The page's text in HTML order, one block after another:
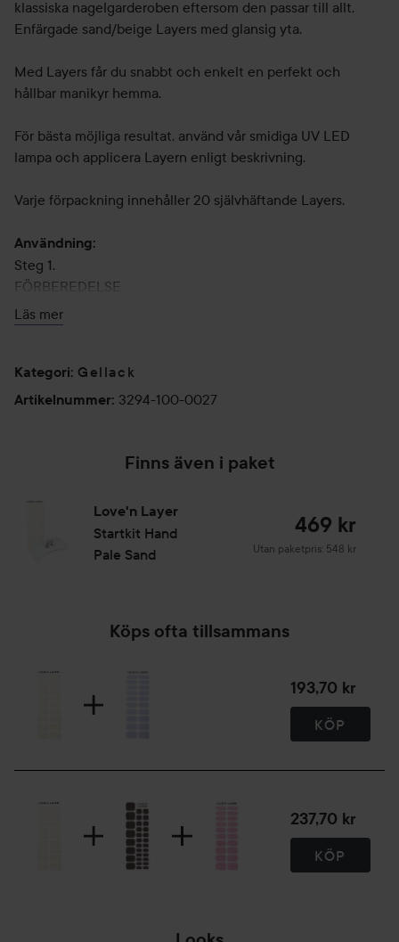
klassiska nagelgarderoben eftersom den passar till allt.
Enfärgade sand/beige Layers med glansig yta.
Med Layers får du snabbt och enkelt en perfekt och
hållbar manikyr hemma.
För bästa möjliga resultat, använd vår smidiga UV LED
lampa och applicera Layern enligt beskrivning.
Varje förpackning innehåller 20 självhäftande Layers.
Användning:
Steg 1.
FÖRBEREDELSE
Börja alltid med att tvätta händerna noggrant. Det tar bort
smuts och eventuella rester av kosmetiska produkter.
bort/reducera nagelbanden. Låt naglarna torka ordentligt,
detta för att undvika att det finns fukt kvar under
torr och slät nagelbädd, resultatet blir jämnare och dina
ÖPPNA FÖRPACKNINGEN
Ta bort skyddsplasten från arket med Layers. Välj storlek på
storlek som möjligt. Är du mellan två olika storlekar på
ut den i sidled över nagelbädden - det ger ett snyggare
och mer hållbart resultat.
börja fästa layern på ena sidan, närmast nagelbandet och
tryck ut till motsvarande sida. Fortsätt mot tippen. För
bästa resultat - placera Layern noggrant på din nagel så att
den appliceras på själva nagelbädden och inte huden, och
Läs mer
Kategori: Gellack
Artikelnummer: 3294-100-0027
Finns även i paket
Love'n Layer
Startkit Hand
Pale Sand
469 kr
Utan paketpris: 548 kr
Köps ofta tillsammans
193,70 kr
KÖP
237,70 kr
KÖP